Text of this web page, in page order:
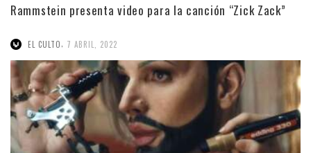
Rammstein presenta video para la canción “Zick Zack”
EL CULTO 7 ABRIL, 2022